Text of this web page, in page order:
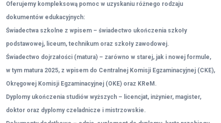
Oferujemy kompleksową pomoc w uzyskaniu różnego rodzaju
dokumentów edukacyjnych:
Świadectwa szkolne z wpisem – świadectwo ukończenia szkoły
podstawowej, liceum, technikum oraz szkoły zawodowej.
Świadectwo dojrzałości (matura) – zarówno w starej, jak i nowej formule,
w tym matura 2025, z wpisem do Centralnej Komisji Egzaminacyjnej (CKE),
Okręgowej Komisji Egzaminacyjnej (OKE) oraz KReM.
Dyplomy ukończenia studiów wyższych – licencjat, inżynier, magister,
doktor oraz dyplomy czeladnicze i mistrzowskie.